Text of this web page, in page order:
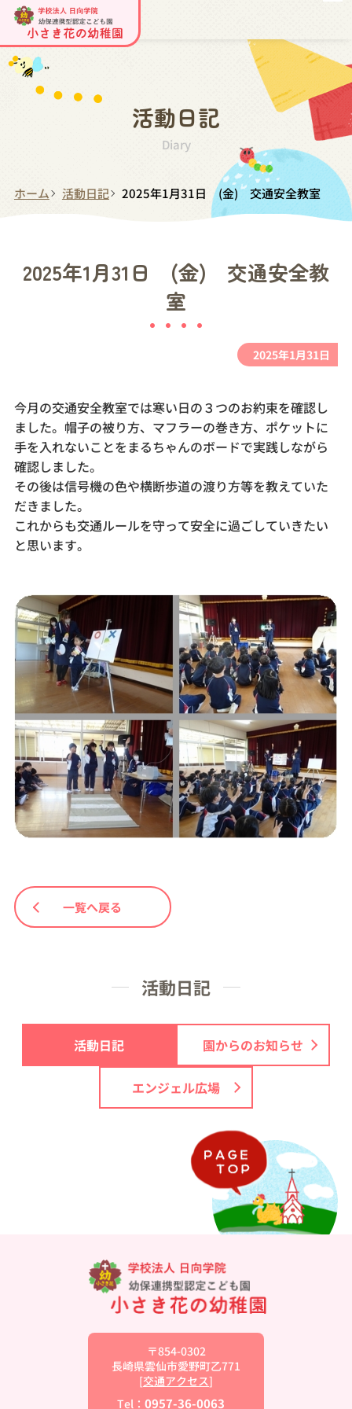
活動日記
Diary
ホーム 活動日記 2025年1月31日 (金) 交通安全教室
2025年1月31日 (金) 交通安全教
室
2025年1月31日
今月の交通安全教室では寒い日の３つのお約束を確認し
ました。帽子の被り方、マフラーの巻き方、ポケットに
手を入れないことをまるちゃんのボードで実践しながら
確認しました。
その後は信号機の色や横断歩道の渡り方等を教えていた
だきました。
これからも交通ルールを守って安全に過ごしていきたい
と思います。
一覧へ戻る
活動日記
活動日記 園からのお知らせ
エンジェル広場
〒854-0302
長崎県雲仙市愛野町乙771
[交通アクセス]
Tel： 0957-36-0063